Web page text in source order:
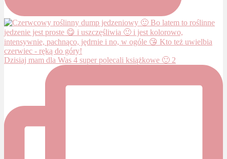
Dzisiaj mam dla Was 4 super polecali książkowe 🙂 2